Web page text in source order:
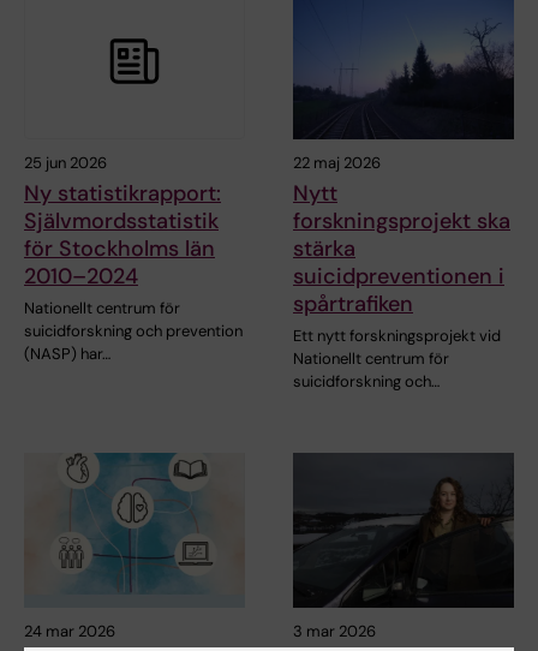
25 jun 2026
Ny statistikrapport:
Självmordsstatistik
för Stockholms län
2010–2024
Nationellt centrum för
suicidforskning och prevention
(NASP) har…
22 maj 2026
Nytt
forskningsprojekt ska
stärka
suicidpreventionen i
spårtrafiken
Ett nytt forskningsprojekt vid
Nationellt centrum för
suicidforskning och…
24 mar 2026 3 mar 2026